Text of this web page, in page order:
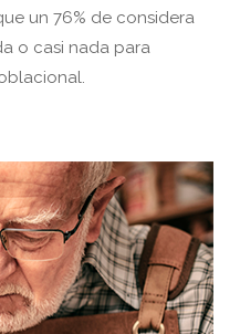
un 76% de considera
o casi nada para